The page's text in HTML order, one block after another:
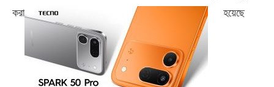
করা
হয়েছে